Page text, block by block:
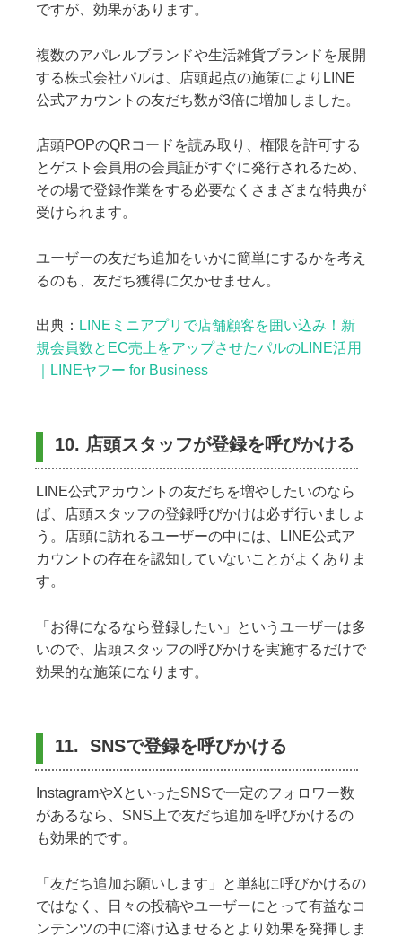
ですが、効果があります。
複数のアパレルブランドや生活雑貨ブランドを展開
する株式会社パルは、店頭起点の施策によりLINE
公式アカウントの友だち数が3倍に増加しました。
店頭POPのQRコードを読み取り、権限を許可する
とゲスト会員用の会員証がすぐに発行されるため、
その場で登録作業をする必要なくさまざまな特典が
受けられます。
ユーザーの友だち追加をいかに簡単にするかを考え
るのも、友だち獲得に欠かせません。
出典： LINEミニアプリで店舗顧客を囲い込み！新
規会員数とEC売上をアップさせたパルのLINE活用
｜LINEヤフー for Business
10. 店頭スタッフが登録を呼びかける
LINE公式アカウントの友だちを増やしたいのなら
ば、店頭スタッフの登録呼びかけは必ず行いましょ
う。店頭に訪れるユーザーの中には、LINE公式ア
カウントの存在を認知していないことがよくありま
す。
「お得になるなら登録したい」というユーザーは多
いので、店頭スタッフの呼びかけを実施するだけで
効果的な施策になります。
11. SNSで登録を呼びかける
InstagramやXといったSNSで一定のフォロワー数
があるなら、SNS上で友だち追加を呼びかけるの
も効果的です。
「友だち追加お願いします」と単純に呼びかけるの
ではなく、日々の投稿やユーザーにとって有益なコ
ンテンツの中に溶け込ませるとより効果を発揮しま